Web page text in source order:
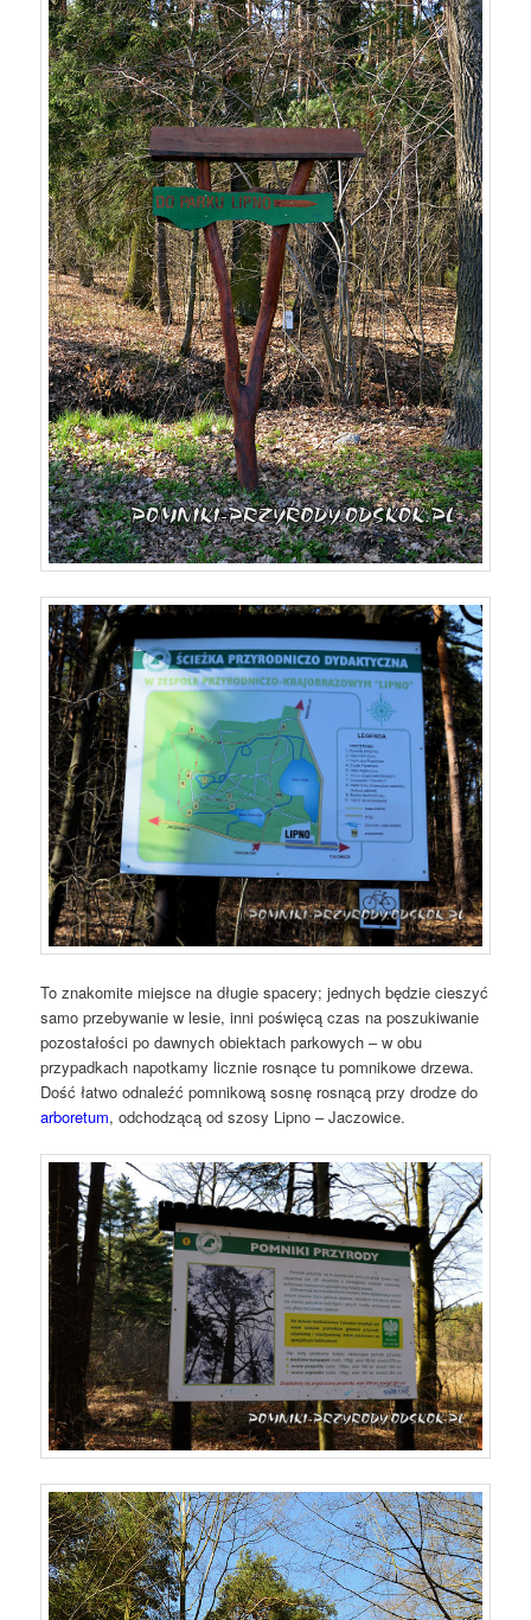
To znakomite miejsce na długie spacery; jednych będzie cieszyć
samo przebywanie w lesie, inni poświęcą czas na poszukiwanie
pozostałości po dawnych obiektach parkowych – w obu
przypadkach napotkamy licznie rosnące tu pomnikowe drzewa.
Dość łatwo odnaleźć pomnikową sosnę rosnącą przy drodze do
arboretum, odchodzącą od szosy Lipno – Jaczowice.